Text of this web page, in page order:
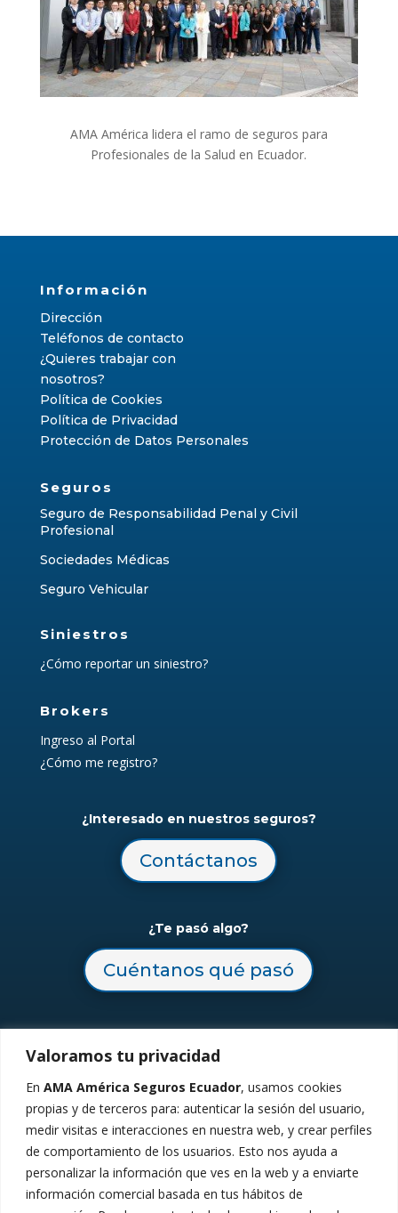
Valoramos tu privacidad
En AMA América Seguros Ecuador, usamos cookies
propias y de terceros para: autenticar la sesión del usuario,
medir visitas e interacciones en nuestra web, y crear perfiles
de comportamiento de los usuarios. Esto nos ayuda a
personalizar la información que ves en la web y a enviarte
información comercial basada en tus hábitos de
AMA América lidera el ramo de seguros para
Profesionales de la Salud en Ecuador.
Información
Dirección
Teléfonos de contacto
¿Quieres trabajar con
nosotros?
Política de Cookies
Política de Privacidad
Protección de Datos Personales
Seguros
Seguro de Responsabilidad Penal y Civil
Profesional
Sociedades Médicas
Seguro Vehicular
Siniestros
¿Cómo reportar un siniestro?
Brokers
Ingreso al Portal
¿Cómo me registro?
¿Interesado en nuestros seguros?
Contáctanos
¿Te pasó algo?
Cuéntanos qué pasó
Síguenos